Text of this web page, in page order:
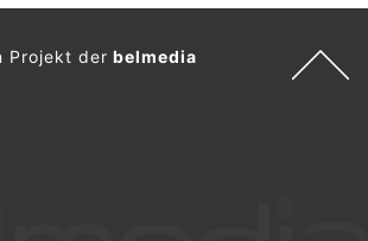
Projekt derbelmedia